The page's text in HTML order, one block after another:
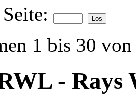
1 bis 30
- Rays